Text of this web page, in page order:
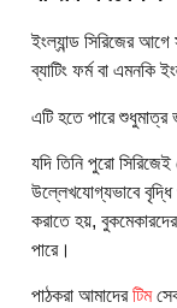
ইংল্যান্ড সিরিজের
ব্যাটিং ফর্ম বা এমনকি
এটি হতে পারে শুধুমাত্র
যদি তিনি পুরো
উল্লেখযোগ্যভাবে বৃদ্ধি
করাতে হয়,
পারে।
পাঠকরা আমাদেরটিম